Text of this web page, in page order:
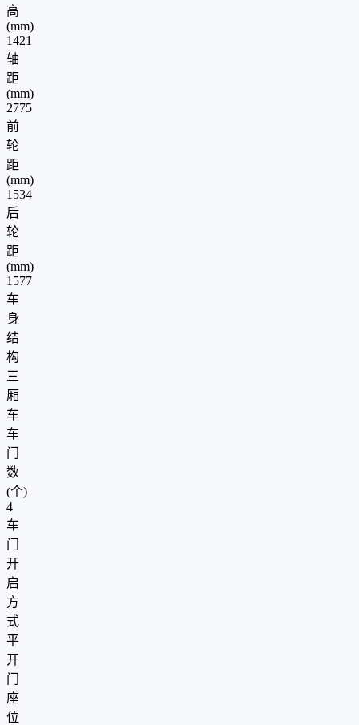
高
(mm)
1421
轴
距
(mm)
2775
前
轮
距
(mm)
1534
后
轮
距
(mm)
1577
车
身
结
构
三
厢
车
车
门
数
(个)
4
车
门
开
启
方
式
平
开
门
座
位